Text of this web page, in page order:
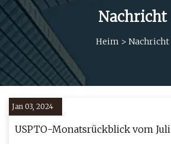
Nachricht
Heim > Nachricht
Jan 03, 2024
USPTO-Monatsrückblick vom Juli